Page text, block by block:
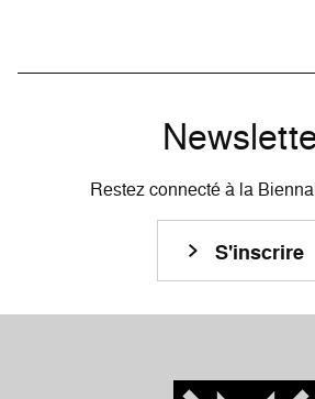
Restez connecté à la
S'inscrire